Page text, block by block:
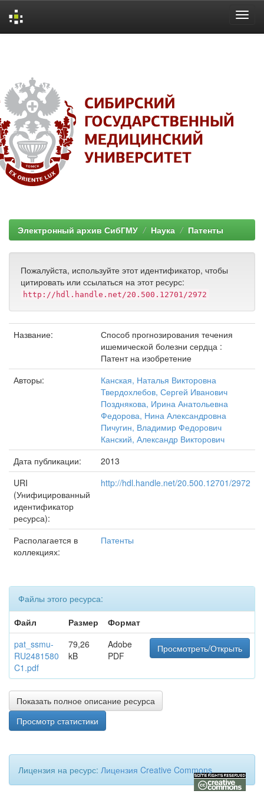
Электронный архив СибГМУ Наука Патенты
Пожалуйста, используйте этот идентификатор, чтобы
цитировать или ссылаться на этот ресурс:
http://hdl.handle.net/20.500.12701/2972
Название:
Способ прогнозирования течения
ишемической болезни сердца :
Патент на изобретение
Авторы:
Канская, Наталья Викторовна
Твердохлебов, Сергей Иванович
Позднякова, Ирина Анатольевна
Федорова, Нина Александровна
Пичугин, Владимир Федорович
Канский, Александр Викторович
Дата публикации:
2013
URI
(Унифицированный
идентификатор
ресурса):
http://hdl.handle.net/20.500.12701/2972
Располагается в
коллекциях:
Патенты
Файлы этого ресурса:
Файл
Размер
Формат
pat_ssmu-
RU2481580
C1.pdf
79,26
kB
Adobe
PDF
Просмотреть/Открыть
Показать полное описание ресурса
Просмотр статистики
Лицензия на ресурс: Лицензия Creative Commons